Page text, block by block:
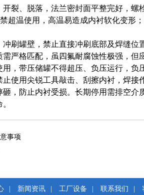
裂、脱落，法兰密封面平整完好，
温使用，高温易造成内衬软化变形
刷罐壁，禁止直接冲刷底部及焊缝
严格匹配，虽四氟耐腐蚀性极强，
，带压储罐不得超压、负压运行，
使用尖锐工具敲击、刮擦内衬，焊
，防止内衬受损。长期停用需排空
事项
新闻资讯 工厂设备 联系我们